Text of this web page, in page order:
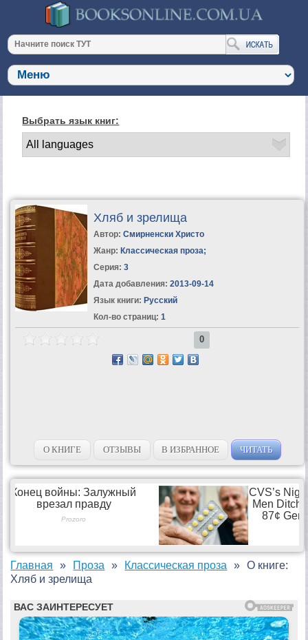
Выбрать язык книг:
Хляб и зрелища
Автор: Смирненски Христо
Жанр: Классическая проза;
Серия: 3
Дата добавления: 2013-09-14
Язык книги: Русский
Кол-во страниц: 1
0
О КНИГЕ ОТЗЫВЫ В ИЗБРАННОЕ ЧИТАТЬ
Главная Проза Классическая проза
О книге:
Хляб и зрелища